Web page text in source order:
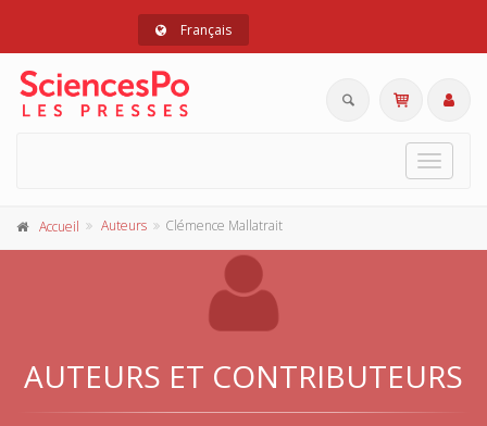
Français
Toggle
Accueil Auteurs Clémence Mallatrait
AUTEURS ET CONTRIBUTEURS